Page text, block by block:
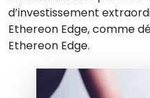
d’investissement
Ethereon Edge, comme
Ethereon Edge.